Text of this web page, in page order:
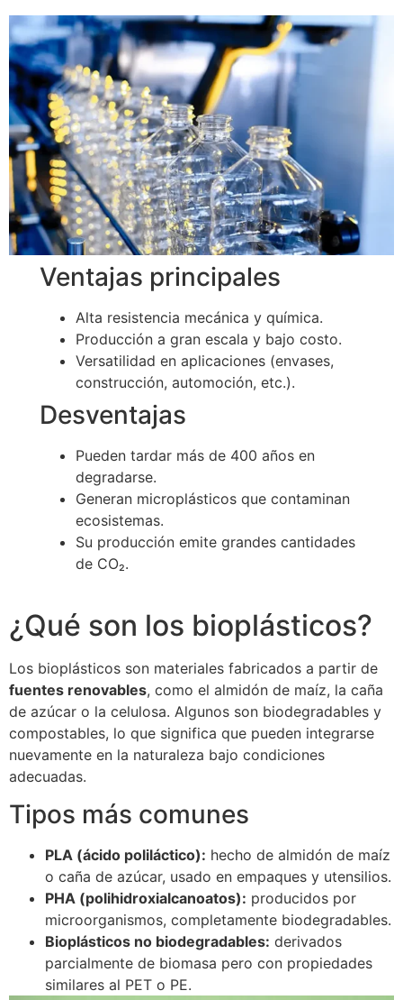
Ventajas principales
Alta resistencia mecánica y química.
Producción a gran escala y bajo costo.
Versatilidad en aplicaciones (envases,
construcción, automoción, etc.).
Desventajas
Pueden tardar más de 400 años en
degradarse.
Generan microplásticos que contaminan
ecosistemas.
Su producción emite grandes cantidades
de CO₂.
¿Qué son los bioplásticos?
Los bioplásticos son materiales fabricados a partir de
fuentes renovables, como el almidón de maíz, la caña
de azúcar o la celulosa. Algunos son biodegradables y
compostables, lo que significa que pueden integrarse
nuevamente en la naturaleza bajo condiciones
adecuadas.
Tipos más comunes
PLA (ácido poliláctico): hecho de almidón de maíz
o caña de azúcar, usado en empaques y utensilios.
PHA (polihidroxialcanoatos): producidos por
microorganismos, completamente biodegradables.
Bioplásticos no biodegradables: derivados
parcialmente de biomasa pero con propiedades
similares al PET o PE.